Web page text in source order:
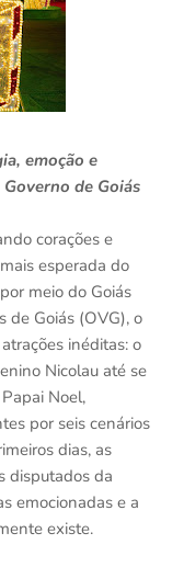
emoção e
de Goiás
corações e
esperada do
meio do Goiás
de Goiás (OVG), o
inéditas: o
Nicolau até se
Noel,
por seis cenários
dias, as
disputados da
emocionadas e a
existe.